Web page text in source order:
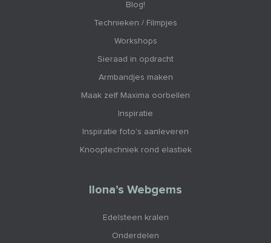
Blog!
Technieken / Filmpjes
Workshops
Sieraad in opdracht
Armbandjes maken
Maak zelf Maxima oorbellen
Inspiratie
Inspiratie foto's aanleveren
Knooptechniek rond elastiek
Ilona’s Webgems
Edelsteen kralen
Onderdelen